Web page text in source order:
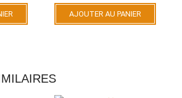
AJOUTER AU PANIER